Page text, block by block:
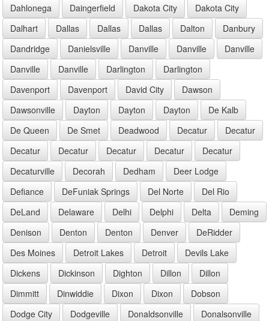
Dahlonega
Daingerfield Dakota City
Dakota City
Dalhart
Dallas Dallas Dallas Dalton
Danbury
Dandridge
Danielsville Danville Danville
Danville
Danville
Danville Darlington
Darlington
Davenport
Davenport David City
Dawson
Dawsonville
Dayton Dayton Dayton
De Kalb
De Queen
De Smet Deadwood Decatur
Decatur
Decatur
Decatur Decatur Decatur
Decatur
Decaturville
Decorah Dedham
Deer Lodge
Defiance
DeFuniak Springs Del Norte
Del Rio
DeLand
Delaware Delhi Delphi Delta
Deming
Denison
Denton Denton Denver
DeRidder
Des Moines
Detroit Lakes Detroit
Devils Lake
Dickens
Dickinson Dighton Dillon
Dillon
Dimmitt
Dinwiddie Dixon Dixon
Dobson
Dodge City
Dodgeville Donaldsonville
Donalsonville